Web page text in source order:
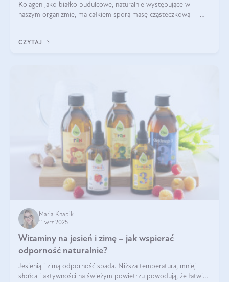
Kolagen jako białko budulcowe, naturalnie występujące w
naszym organizmie, ma całkiem sporą masę cząsteczkową —
bardziej biodostępny
CZYTAJ
Maria Knapik
11 wrz 2025
Witaminy na jesień i zimę – jak wspierać
odporność naturalnie?
Jesienią i zimą odporność spada. Niższa temperatura, mniej
słońca i aktywności na świeżym powietrzu powodują, że łatwiej